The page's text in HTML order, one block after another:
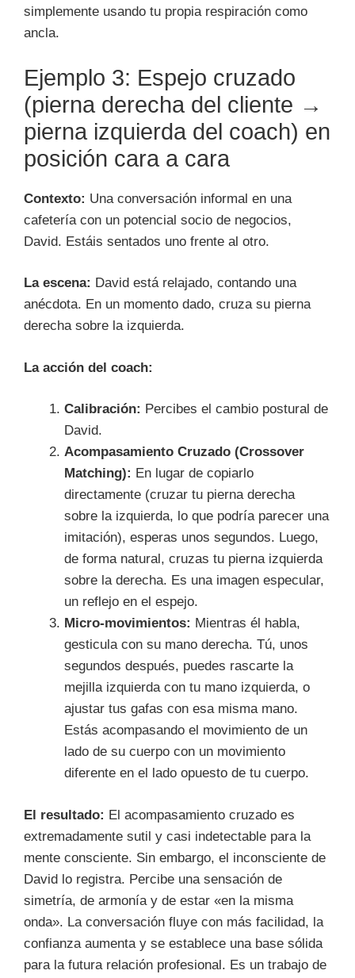
simplemente usando tu propia respiración como
ancla.
Ejemplo 3: Espejo cruzado
(pierna derecha del cliente →
pierna izquierda del coach) en
posición cara a cara
Contexto: Una conversación informal en una
cafetería con un potencial socio de negocios,
David. Estáis sentados uno frente al otro.
La escena: David está relajado, contando una
anécdota. En un momento dado, cruza su pierna
derecha sobre la izquierda.
La acción del coach:
Calibración: Percibes el cambio postural de
David.
Acompasamiento Cruzado (Crossover
Matching): En lugar de copiarlo
directamente (cruzar tu pierna derecha
sobre la izquierda, lo que podría parecer una
imitación), esperas unos segundos. Luego,
de forma natural, cruzas tu pierna izquierda
sobre la derecha. Es una imagen especular,
un reflejo en el espejo.
Micro-movimientos: Mientras él habla,
gesticula con su mano derecha. Tú, unos
segundos después, puedes rascarte la
mejilla izquierda con tu mano izquierda, o
ajustar tus gafas con esa misma mano.
Estás acompasando el movimiento de un
lado de su cuerpo con un movimiento
diferente en el lado opuesto de tu cuerpo.
El resultado: El acompasamiento cruzado es
extremadamente sutil y casi indetectable para la
mente consciente. Sin embargo, el inconsciente de
David lo registra. Percibe una sensación de
simetría, de armonía y de estar «en la misma
onda». La conversación fluye con más facilidad, la
confianza aumenta y se establece una base sólida
para la futura relación profesional. Es un trabajo de